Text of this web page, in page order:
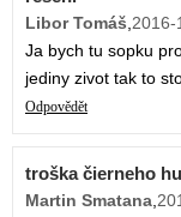
Libor Tomáš,2016-
Ja bych tu sopku
jediny zivot tak to
Odpovědět
troška čierneho
Martin Smatana,